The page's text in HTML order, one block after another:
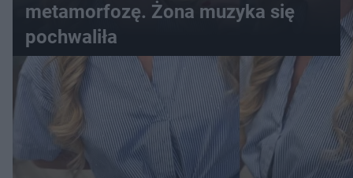
metamorfozę. Żona muzyka się
pochwaliła
WIĘCEJ
LOKALNE